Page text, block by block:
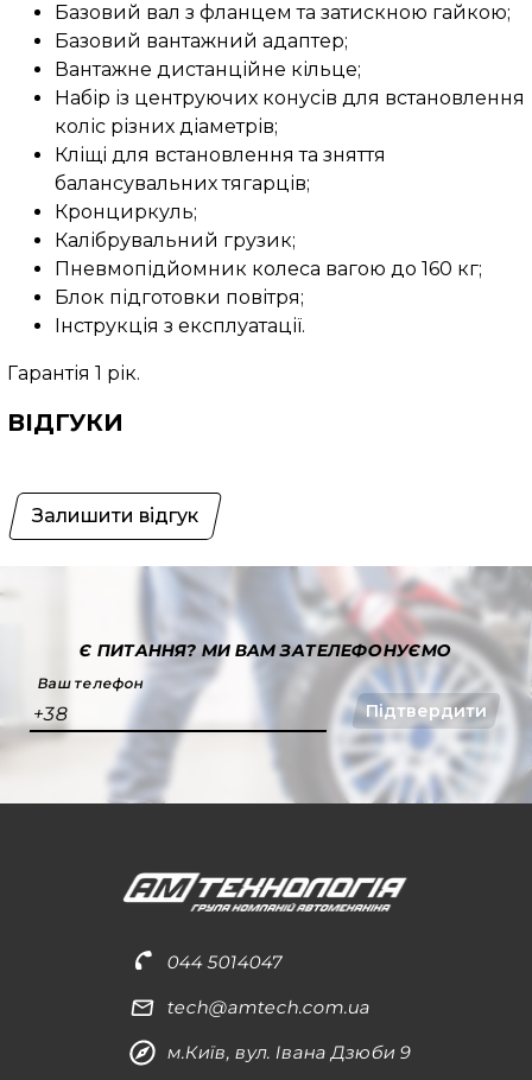
Базовий вал з фланцем та затискною гайкою;
Базовий вантажний адаптер;
Вантажне дистанційне кільце;
Набір із центруючих конусів для встановлення
коліс різних діаметрів;
Кліщі для встановлення та зняття
балансувальних тягарців;
Кронциркуль;
Калібрувальний грузик;
Пневмопідйомник колеса вагою до 160 кг;
Блок підготовки повітря;
Інструкція з експлуатації.
Гарантія 1 рік.
ВІДГУКИ
Залишити відгук
Є ПИТАННЯ?МИ ВАМ ЗАТЕЛЕФОНУЄМО
Ваш телефон
+38 Підтвердити
044 5014047
tech@amtech.com.ua
м.Київ, вул. Івана Дзюби 9